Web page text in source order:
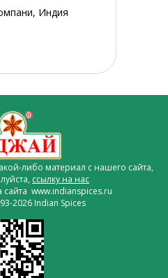
Индия
либо материал с нашего сайта,
ссылку на нас
www.indianspices.ru
2026 Indian Spices